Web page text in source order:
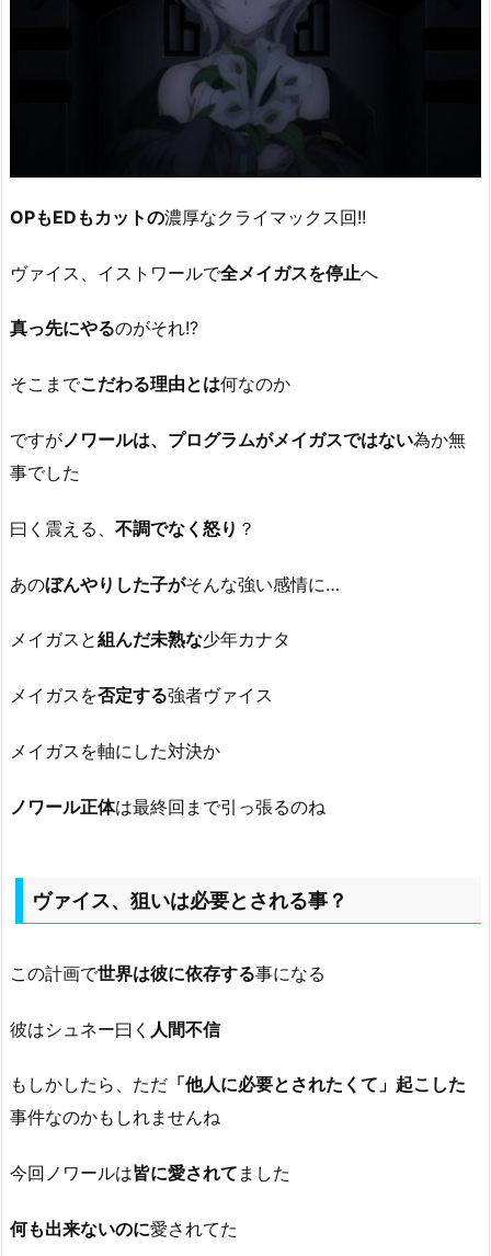
OPもEDもカットの濃厚なクライマックス回!!
ヴァイス、イストワールで全メイガスを停止へ
真っ先にやるのがそれ!?
そこまでこだわる理由とは何なのか
ですが ノワールは、プログラムがメイガスではない為か無
事でした
曰く震える、 不調でなく怒り ？
あのぼんやりした子がそんな強い感情に…
メイガスと組んだ未熟な少年カナタ
メイガスを否定する強者ヴァイス
メイガスを軸にした対決か
ノワール正体は最終回まで引っ張るのね
ヴァイス、狙いは必要とされる事？
この計画で世界は彼に依存する事になる
彼はシュネー曰く 人間不信
もしかしたら、ただ 「他人に必要とされたくて」起こした
事件なのかもしれませんね
今回ノワールは皆に愛されて ました
何も出来ないのに愛されてた